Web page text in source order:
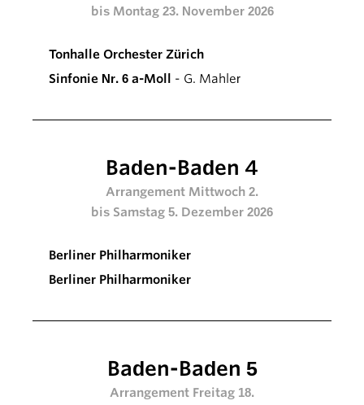
bis Montag 23. November 2026
Tonhalle Orchester Zürich
Sinfonie Nr. 6 a-Moll - G. Mahler
Baden-Baden 4
Arrangement Mittwoch 2.
bis Samstag 5. Dezember 2026
Berliner Philharmoniker
Berliner Philharmoniker
Baden-Baden 5
Arrangement Freitag 18.